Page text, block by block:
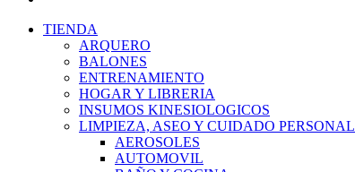
TIENDA
ARQUERO
BALONES
ENTRENAMIENTO
HOGAR Y LIBRERIA
INSUMOS KINESIOLOGICOS
LIMPIEZA, ASEO Y CUIDADO PERSONAL
AEROSOLES
AUTOMOVIL